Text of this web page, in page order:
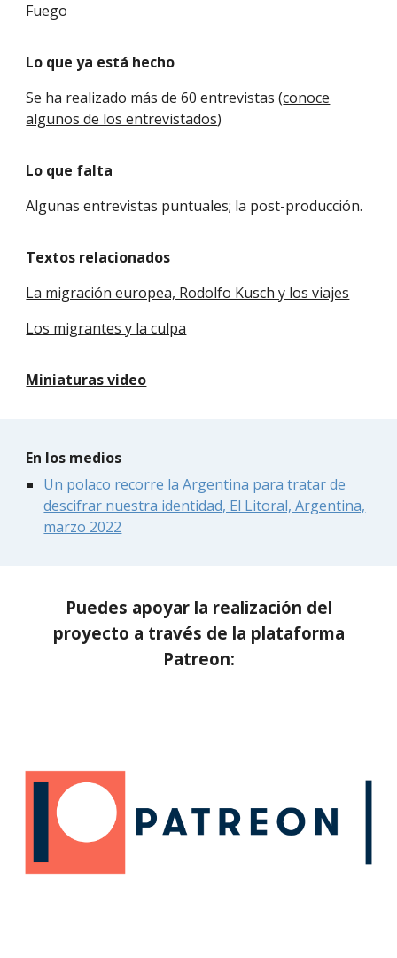
Fuego
Lo que ya está hecho
Se ha realizado más de 60 entrevistas (conoce
algunos de los entrevistados)
Lo que falta
Algunas entrevistas puntuales; la post-producción.
Textos relacionados
La migración europea, Rodolfo Kusch y los viajes
Los migrantes y la culpa
Miniaturas video
En los medios
Un polaco recorre la Argentina para tratar de
descifrar nuestra identidad, El Litoral, Argentina,
marzo 2022
Puedes apoyar la realización del
proyecto a través de la plataforma
Patreon: